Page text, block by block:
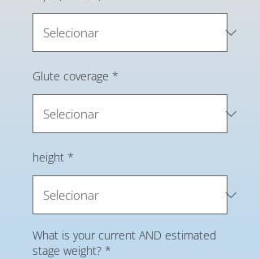
Glute coverage *
height *
What is your current AND estimated
stage weight? *